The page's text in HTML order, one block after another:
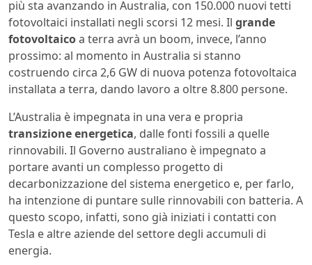
più sta avanzando in Australia, con 150.000 nuovi tetti
fotovoltaici installati negli scorsi 12 mesi. Il grande
fotovoltaicoa terra avrà un boom, invece, l’anno
prossimo: al momento in Australia si stanno
costruendo circa 2,6 GW di nuova potenza fotovoltaica
installata a terra, dando lavoro a oltre 8.800 persone.
L’Australia è impegnata in una vera e propria
transizione energetica, dalle fonti fossili a quelle
rinnovabili. Il Governo australiano è impegnato a
portare avanti un complesso progetto di
decarbonizzazione del sistema energetico e, per farlo,
ha intenzione di puntare sulle rinnovabili con batteria. A
questo scopo, infatti, sono già iniziati i contatti con
Tesla e altre aziende del settore degli accumuli di
energia.